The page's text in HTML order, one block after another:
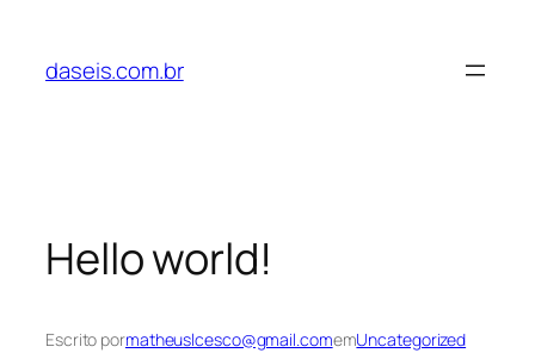
daseis.com.br
Hello world!
Escrito pormatheuslcesco@gmail.comemUncategorized